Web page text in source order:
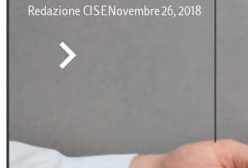
Redazione CISEFebbraio 19, 2018